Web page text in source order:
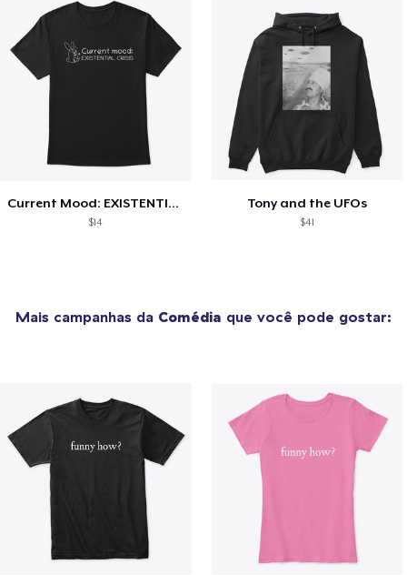
Current Mood: EXISTENTIAL CRISIS
$14
Tony and the UFOs
$41
Mais campanhas da Comédia que você pode gostar: